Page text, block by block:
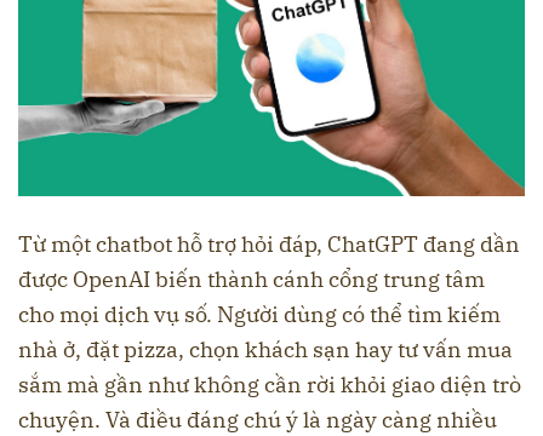
Từ một chatbot hỗ trợ hỏi đáp, ChatGPT đang dần
được OpenAI biến thành cánh cổng trung tâm
cho mọi dịch vụ số. Người dùng có thể tìm kiếm
nhà ở, đặt pizza, chọn khách sạn hay tư vấn mua
sắm mà gần như không cần rời khỏi giao diện trò
chuyện. Và điều đáng chú ý là ngày càng nhiều